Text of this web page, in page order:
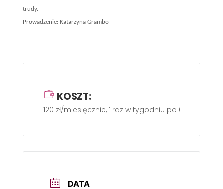
trudy.
Prowadzenie: Katarzyna Grambo
KOSZT:
120 zł/miesięcznie, 1 raz w tygodniu po 60 min
DATA